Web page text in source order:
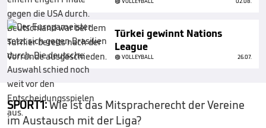
Türkei gewinnt Nations
League
VOLLEYBALL 26.07.
SPORT1:Wie ist das Mitspracherecht der Vereine
im Austausch mit der Liga?